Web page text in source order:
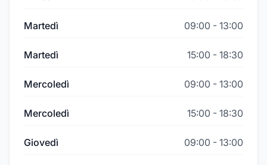
Martedì 09:00 - 13:00
Martedì 15:00 - 18:30
Mercoledì 09:00 - 13:00
Mercoledì 15:00 - 18:30
Giovedì 09:00 - 13:00